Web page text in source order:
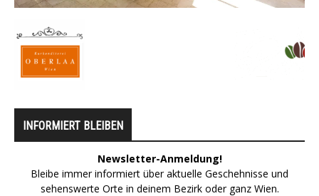
INFORMIERT BLEIBEN
Newsletter-Anmeldung!
Bleibe immer informiert über aktuelle Geschehnisse und
sehenswerte Orte in deinem Bezirk oder ganz Wien.